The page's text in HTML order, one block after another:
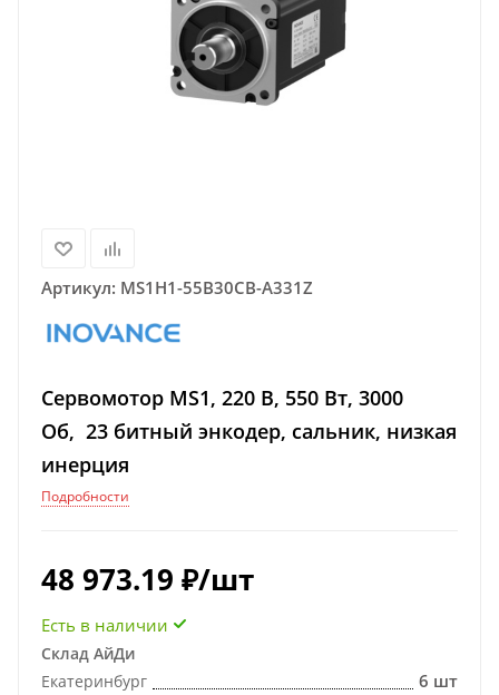
Артикул: MS1H1-55B30CB-A331Z
Сервомотор MS1, 220 В, 550 Вт, 3000
Об, 23 битный энкодер, сальник, низкая
инерция
Подробности
48 973.19 ₽/шт
Есть в наличии
Склад АйДи
Екатеринбург
6 шт